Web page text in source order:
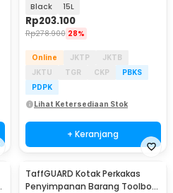
Black 15L
Rp203.100
Rp278.900 28%
Online JKTP
JKTB
JKTU
TGR CKP
PBKS
PDPK
Lihat Ketersediaan Stok
+ Keranjang
TaffGUARD Kotak Perkakas
Penyimpanan Barang Toolbox